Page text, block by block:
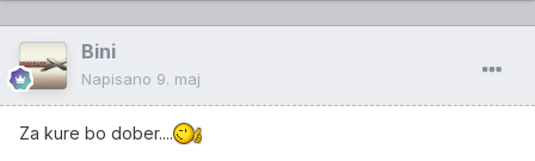
Bini
Napisano 9. maj
Za kure bo dober....